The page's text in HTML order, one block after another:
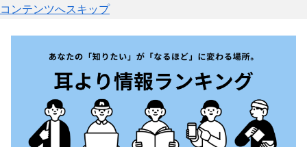
コンテンツへスキップ